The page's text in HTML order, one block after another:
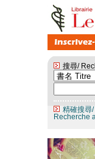
搜尋/
精確搜尋/
Recherche